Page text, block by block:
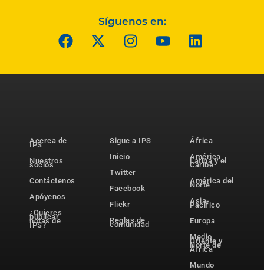
Síguenos en:
Acerca de
IPS
Nuestros
socios
Contáctenos
Apóyenos
¿Quieres
publicar
notas de
IPS?
Sigue a IPS
Inicio
Twitter
Facebook
Flickr
Reglas de
comunidad
África
América
Latina y el
Caribe
América del
Norte
Asia-
Pacífico
Europa
Medio
Oriente y
Norte de
África
Mundo